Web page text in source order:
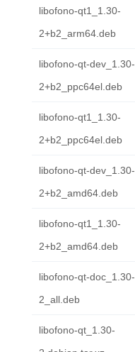
libofono-qt1_1.30-
2+b2_arm64.deb
libofono-qt-dev_1.30-
2+b2_ppc64el.deb
libofono-qt1_1.30-
2+b2_ppc64el.deb
libofono-qt-dev_1.30-
2+b2_amd64.deb
libofono-qt1_1.30-
2+b2_amd64.deb
libofono-qt-doc_1.30-
2_all.deb
libofono-qt_1.30-